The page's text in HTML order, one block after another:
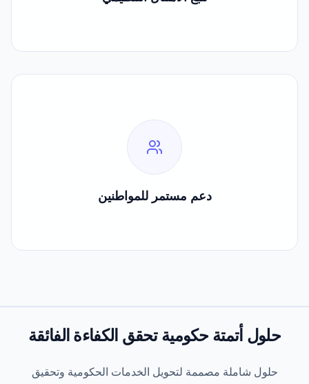
دعم مستمر للمواطنين
24/7
دعم مستمر للمواطنين
حلول أتمتة حكومية تحقق الكفاءة الفائقة
حلول شاملة مصممة لتحويل الخدمات الحكومية وتحقيق